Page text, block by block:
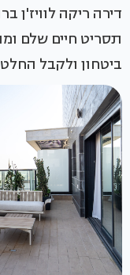
דירה ריקה לוויז'ן
תסריט חיים שלם
ביטחון ולקבל